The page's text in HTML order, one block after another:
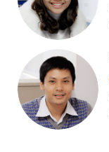
chóng
đều vay
tục mua